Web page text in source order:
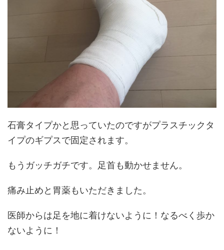
石膏タイプかと思っていたのですがプラスチックタ
イプのギプスで固定されます。
もうガッチガチです。足首も動かせません。
痛み止めと胃薬もいただきました。
医師からは足を地に着けないように！なるべく歩か
ないように！